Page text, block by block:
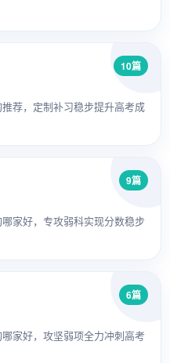
10篇
荐，定制补习稳步提升高考成
9篇
家好，专攻弱科实现分数稳步
6篇
家好，攻坚弱项全力冲刺高考